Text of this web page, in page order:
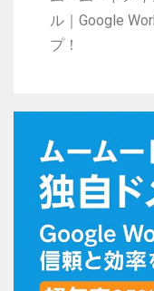
ル｜Google
プ！